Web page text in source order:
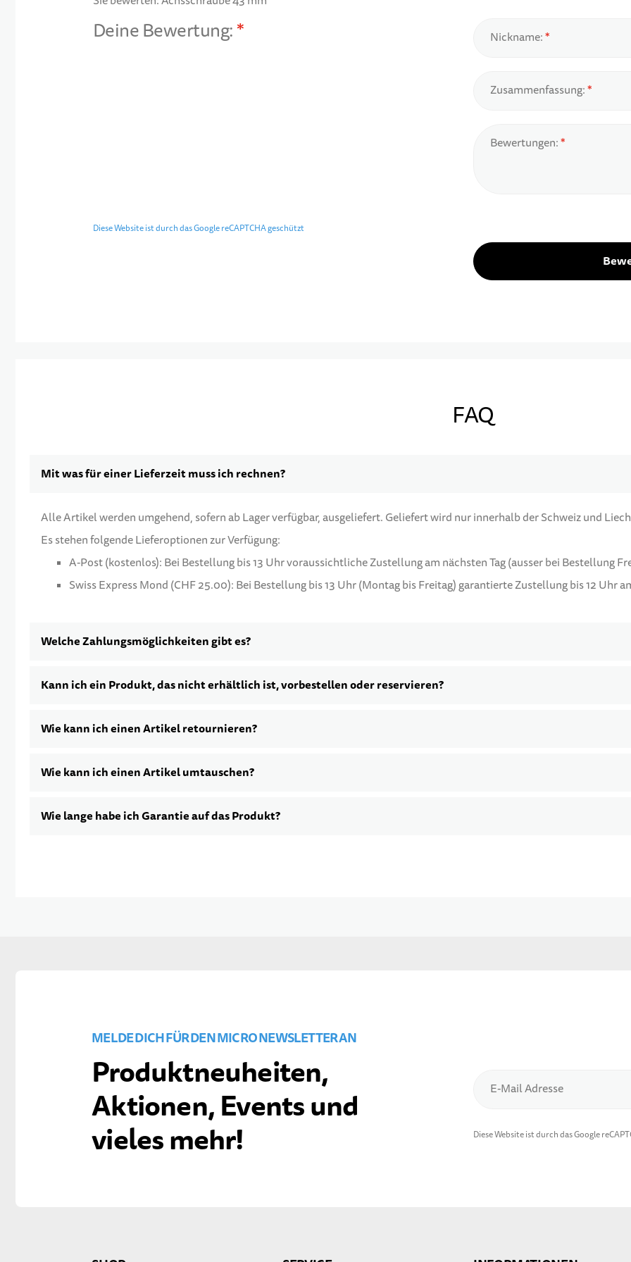
Deine Bewertung: Nickname:
Zusammenfassung:
Bewertungen:
Diese Website ist durch das Google reCAPTCHA geschützt
FAQ
Mit was für einer Lieferzeit muss ich rechnen?
Alle Artikel werden umgehend, sofern ab Lager verfügbar, ausgeliefert. Geliefert wird nur innerhalb der Schweiz und
Es stehen folgende Lieferoptionen zur Verfügung:
A-Post (kostenlos): Bei Bestellung bis 13 Uhr voraussichtliche Zustellung am nächsten Tag (ausser bei Bestellung
Swiss Express Mond (CHF 25.00): Bei Bestellung bis 13 Uhr (Montag bis Freitag) garantierte Zustellung bis 12 Uhr
Welche Zahlungsmöglichkeiten gibt es?
Kann ich ein Produkt, das nicht erhältlich ist, vorbestellen oder reservieren?
Wie kann ich einen Artikel retournieren?
Wie kann ich einen Artikel umtauschen?
Wie lange habe ich Garantie auf das Produkt?
E-Mail Adresse
Diese Website ist durch das Google
MELDE DICH FÜR DEN MICRO NEWSLETTER AN
Produktneuheiten,
Aktionen, Events und
vieles mehr!